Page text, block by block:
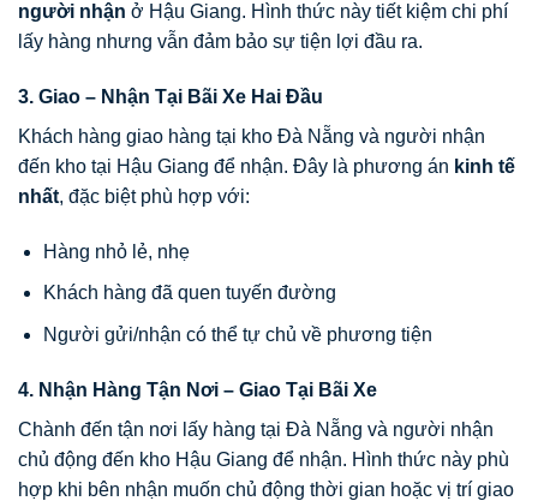
người nhận ở Hậu Giang. Hình thức này tiết kiệm chi phí
lấy hàng nhưng vẫn đảm bảo sự tiện lợi đầu ra.
3. Giao – Nhận Tại Bãi Xe Hai Đầu
Khách hàng giao hàng tại kho Đà Nẵng và người nhận
đến kho tại Hậu Giang để nhận. Đây là phương án kinh tế
nhất, đặc biệt phù hợp với:
Hàng nhỏ lẻ, nhẹ
Khách hàng đã quen tuyến đường
Người gửi/nhận có thể tự chủ về phương tiện
4. Nhận Hàng Tận Nơi – Giao Tại Bãi Xe
Chành đến tận nơi lấy hàng tại Đà Nẵng và người nhận
chủ động đến kho Hậu Giang để nhận. Hình thức này phù
hợp khi bên nhận muốn chủ động thời gian hoặc vị trí giao